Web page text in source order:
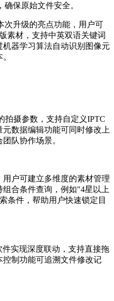
确保原始文件安全。
次升级的亮点功能，用户可
素材，支持中英双语关键词
器学习算法自动识别图像元
拍摄参数，支持自定义IPTC
数据编辑功能可同时修改上
队协作场景。
户可建立多维度的素材管理
合条件查询，例如"4星以上
条件，帮助用户快速锁定目
件实现深度联动，支持直接拖
制功能可追溯文件修改记